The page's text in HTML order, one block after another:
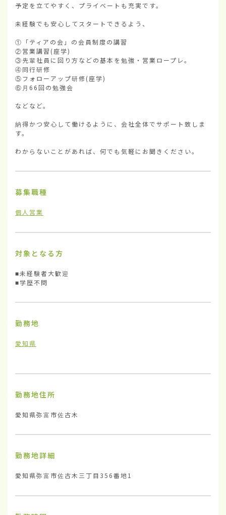
予定を立てやすく、プライベートも充実です。
未経験でも安心してスタートできるよう、
①「ティアの会」の会員制度の講習
②営業講習(座学)
③先輩社員に回り方などの基本を勉強・営業ロープレ。
④同行研修
⑤フォローアップ研修(座学)
⑥月66回の勉強会
などなど。
納得かつ安心して働けるように、会社全体でサポート致しま
す。
わからないことがあれば、何でも気軽にお聞きください。
募集職種
個人営業
対象となる方
■未経験者大歓迎
■学歴不問
勤務地
愛知県
勤務地住所
愛知県弥富市佐古木
勤務地詳細
愛知県弥富市佐古木三丁目356番地1